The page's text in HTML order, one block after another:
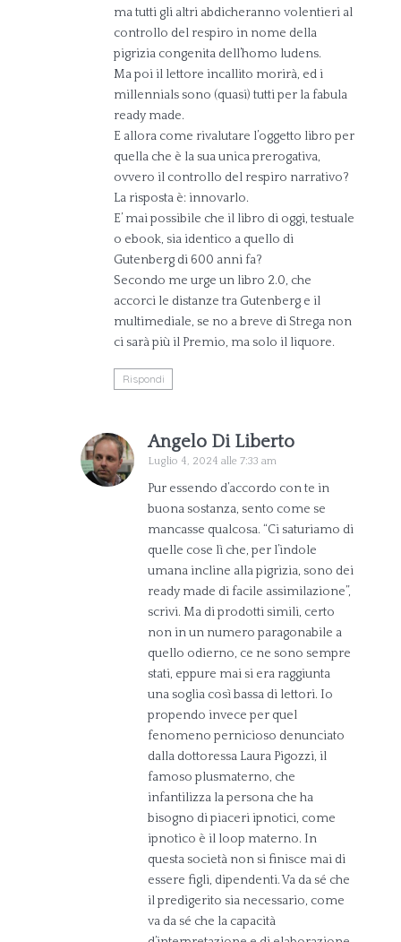
ma tutti gli altri abdicheranno volentieri al
controllo del respiro in nome della
pigrizia congenita dell’homo ludens.
Ma poi il lettore incallito morirà, ed i
millennials sono (quasi) tutti per la fabula
ready made.
E allora come rivalutare l’oggetto libro per
quella che è la sua unica prerogativa,
ovvero il controllo del respiro narrativo?
La risposta è: innovarlo.
E’ mai possibile che il libro di oggi, testuale
o ebook, sia identico a quello di
Gutenberg di 600 anni fa?
Secondo me urge un libro 2.0, che
accorci le distanze tra Gutenberg e il
multimediale, se no a breve di Strega non
ci sarà più il Premio, ma solo il liquore.
Rispondi
Angelo Di Liberto
Luglio 4, 2024 alle 7:33 am
Pur essendo d’accordo con te in
buona sostanza, sento come se
mancasse qualcosa. “Ci saturiamo di
quelle cose lì che, per l’indole
umana incline alla pigrizia, sono dei
ready made di facile assimilazione”,
scrivi. Ma di prodotti simili, certo
non in un numero paragonabile a
quello odierno, ce ne sono sempre
stati, eppure mai si era raggiunta
una soglia così bassa di lettori. Io
propendo invece per quel
fenomeno pernicioso denunciato
dalla dottoressa Laura Pigozzi, il
famoso plusmaterno, che
infantilizza la persona che ha
bisogno di piaceri ipnotici, come
ipnotico è il loop materno. In
questa società non si finisce mai di
essere figli, dipendenti. Va da sé che
il predigerito sia necessario, come
va da sé che la capacità